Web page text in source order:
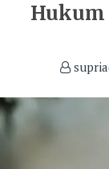
Hukum